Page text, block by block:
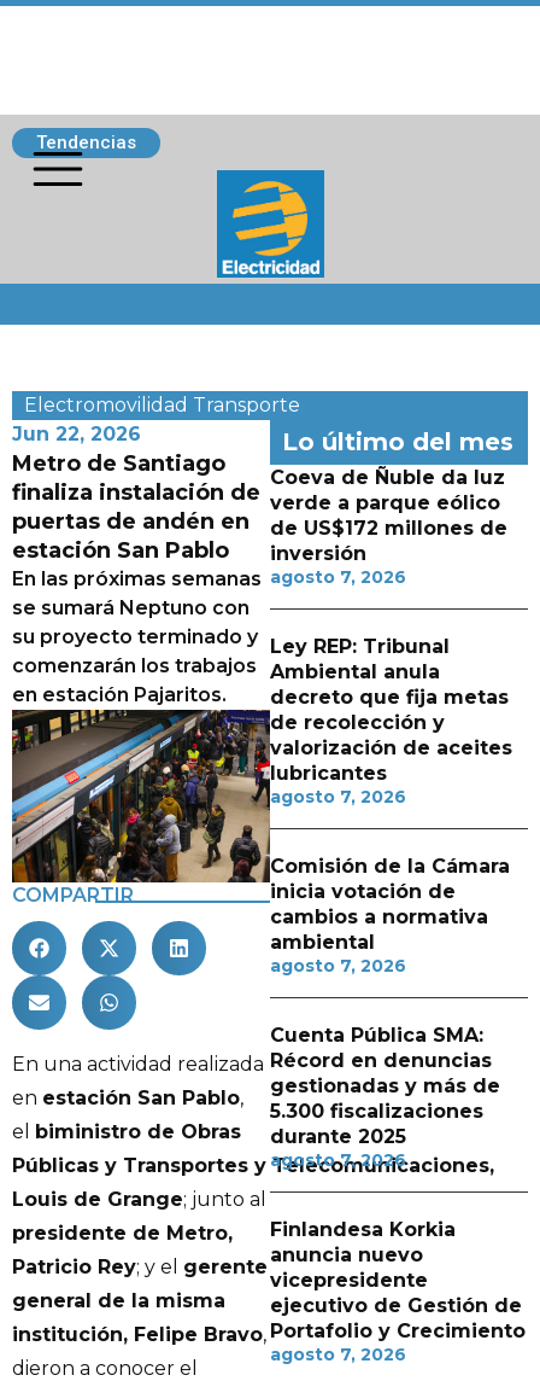
Tendencias
Electromovilidad Transporte
Jun 22, 2026
Metro de Santiago
finaliza instalación de
puertas de andén en
estación San Pablo
En las próximas semanas
se sumará Neptuno con
su proyecto terminado y
comenzarán los trabajos
en estación Pajaritos.
COMPARTIR
En una actividad realizada
en estación San Pablo,
el biministro de Obras
Públicas y Transportes y Telecomunicaciones,
Louis de Grange; junto al
presidente de Metro,
Patricio Rey; y el gerente
general de la misma
institución, Felipe Bravo,
dieron a conocer el
Lo último del mes
Coeva de Ñuble da luz
verde a parque eólico
de US$172 millones de
inversión
agosto 7, 2026
Ley REP: Tribunal
Ambiental anula
decreto que fija metas
de recolección y
valorización de aceites
lubricantes
agosto 7, 2026
Comisión de la Cámara
inicia votación de
cambios a normativa
ambiental
agosto 7, 2026
Cuenta Pública SMA:
Récord en denuncias
gestionadas y más de
5.300 fiscalizaciones
durante 2025
agosto 7, 2026
Finlandesa Korkia
anuncia nuevo
vicepresidente
ejecutivo de Gestión de
Portafolio y Crecimiento
agosto 7, 2026